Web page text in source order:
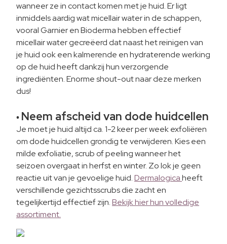
wanneer ze in contact komen met je huid. Er ligt
inmiddels aardig wat micellair water in de schappen,
vooral Garnier en Bioderma hebben effectief
micellair water gecreëerd dat naast het reinigen van
je huid ook een kalmerende en hydraterende werking
op de huid heeft dankzij hun verzorgende
ingrediënten. Enorme shout-out naar deze merken
dus!
• Neem afscheid van dode huidcellen
Je moet je huid altijd ca. 1-2 keer per week exfoliëren
om dode huidcellen grondig te verwijderen. Kies een
milde exfoliatie, scrub of peeling wanneer het
seizoen overgaat in herfst en winter. Zo lok je geen
reactie uit van je gevoelige huid.Dermalogicaheeft
verschillende gezichtsscrubs die zacht en
tegelijkertijd effectief zijn.Bekijk hier hun volledige
assortiment.